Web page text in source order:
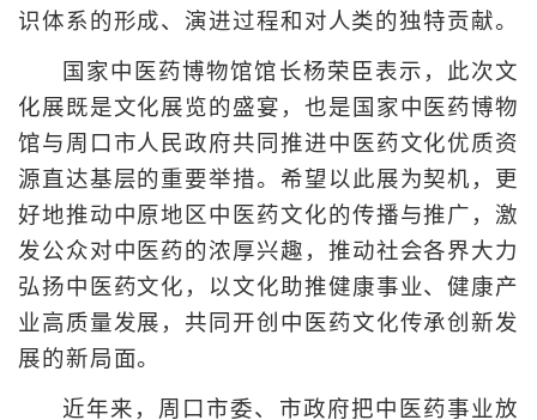
识体系的形成、演进过程和对人类的独特贡献。
国家中医药博物馆馆长杨荣臣表示，此次文
化展既是文化展览的盛宴，也是国家中医药博物
馆与周口市人民政府共同推进中医药文化优质资
源直达基层的重要举措。希望以此展为契机，更
好地推动中原地区中医药文化的传播与推广，激
发公众对中医药的浓厚兴趣，推动社会各界大力
弘扬中医药文化，以文化助推健康事业、健康产
业高质量发展，共同开创中医药文化传承创新发
展的新局面。
近年来，周口市委、市政府把中医药事业放